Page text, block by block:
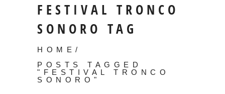
FESTIVAL TRONCO
SONORO TAG
HOME /
POSTS TAGGED
"FESTIVAL TRONCO
SONORO"